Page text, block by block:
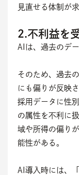
見直せる体制が
2.不利益を
AIは、過去のデ
そのため、過去
にも偏りが反映
採用データに性
の属性を不利に
域や所得の偏り
能性がある。
AI導入時には、